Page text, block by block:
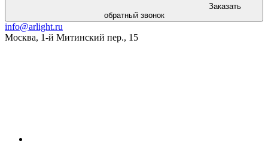
Заказать
обратный звонок
info@arlight.ru
Москва, 1-й Митинский пер., 15